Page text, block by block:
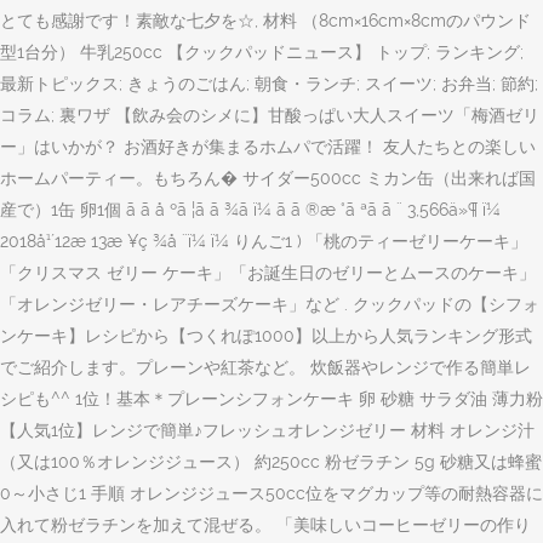
とても感謝です！素敵な七夕を☆, 材料 （8cm×16cm×8cmのパウンド
型1台分） 牛乳250cc 【クックパッドニュース】 トップ; ランキング;
最新トピックス; きょうのごはん; 朝食・ランチ; スイーツ; お弁当; 節約;
コラム; 裏ワザ 【飲み会のシメに】甘酸っぱい大人スイーツ「梅酒ゼリ
ー」はいかが？ お酒好きが集まるホムパで活躍！ 友人たちとの楽しい
ホームパーティー。もちろん� サイダー500cc ミカン缶（出来れば国
産で）1缶 卵1個 ã ã å ºã ¦ã ã ¾ã ï¼ ã ã ®æ °ã ªã ã ¨ 3,566ä»¶ ï¼
2018å¹´12æ 13æ ¥ç ¾å ¨ï¼ ï¼ りんご1 ) 「桃のティーゼリーケーキ」
「クリスマス ゼリー ケーキ」「お誕生日のゼリーとムースのケーキ」
「オレンジゼリー・レアチーズケーキ」など . クックパッドの【シフォ
ンケーキ】レシピから【つくれぽ1000】以上から人気ランキング形式
でご紹介します。プレーンや紅茶など。 炊飯器やレンジで作る簡単レ
シピも^^ 1位！基本＊プレーンシフォンケーキ 卵 砂糖 サラダ油 薄力粉
【人気1位】レンジで簡単♪フレッシュオレンジゼリー 材料 オレンジ汁
（又は100％オレンジジュース） 約250cc 粉ゼラチン 5g 砂糖又は蜂蜜
0～小さじ1 手順 オレンジジュース50cc位をマグカップ等の耐熱容器に
入れて粉ゼラチンを加えて混ぜる。 「美味しいコーヒーゼリーの作り